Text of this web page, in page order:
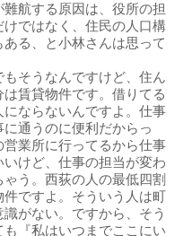
難航する原因は、役所の担
けではなく、住民の人口構
る、と小林さんは思って
もそうなんですけど、住ん
は賃貸物件です。借りてる
にならないんですよ。仕事
通うのに便利だからっ
営業所に行ってるから仕事
いけど、仕事の担当が変わ
ゃう。西荻の人の最低四割
ですよ。そういう人は町
がない。ですから、そう
も『私はいつまでここにい